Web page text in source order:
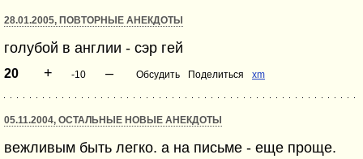
28.01.2005, ПОВТОРНЫЕ АНЕКДОТЫ
голубой в англии - сэр гей
20 + -10 – Обсудить Поделиться xm
05.11.2004, ОСТАЛЬНЫЕ НОВЫЕ АНЕКДОТЫ
вежливым быть легко. а на письме - еще проще.